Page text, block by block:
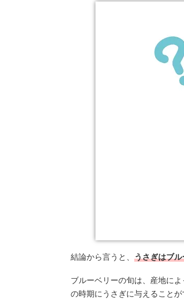
結論から言うと、 うさぎはブ
ブルーベリーの旬は、産地に
の時期にうさぎに与えること